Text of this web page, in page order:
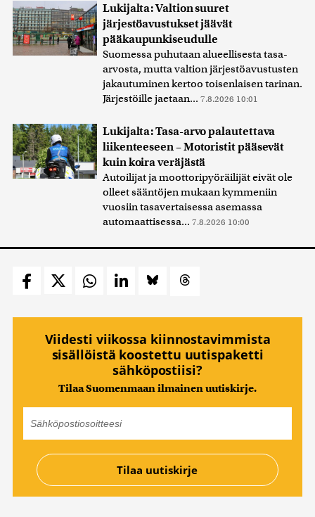
Lukijalta: Valtion suuret
järjestöavustukset jäävät
pääkaupunkiseudulle
Suomessa puhutaan alueellisesta tasa-
arvosta, mutta valtion järjestöavustusten
jakautuminen kertoo toisenlaisen tarinan.
Järjestöille jaetaan... 7.8.2026 10:01
Lukijalta: Tasa-arvo palautettava
liikenteeseen – Motoristit pääsevät
kuin koira veräjästä
Autoilijat ja moottoripyöräilijät eivät ole
olleet sääntöjen mukaan kymmeniin
vuosiin tasavertaisessa asemassa
automaattisessa... 7.8.2026 10:00
Viidesti viikossa kiinnostavimmista
sisällöistä koostettu uutispaketti
sähköpostiisi?
Tilaa Suomenmaan ilmainen uutiskirje.